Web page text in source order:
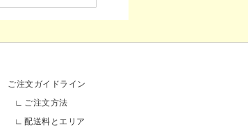
ご注文ガイドライン
ご注文方法
配送料とエリア